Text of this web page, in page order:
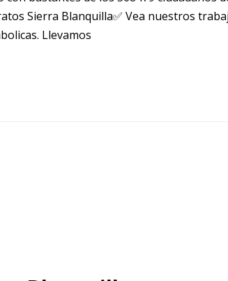
Sierra Blanquilla✅ Vea nuestros
Llevamos